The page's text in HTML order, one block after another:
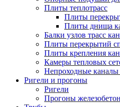
Плиты теплотрасс
Плиты
Плиты днища
Балки узлов трасс
Плиты перекрытий
Плиты крепления
Камеры тепловых
Непроходные каналы
Ригели и прогоны
Ригели
Прогоны